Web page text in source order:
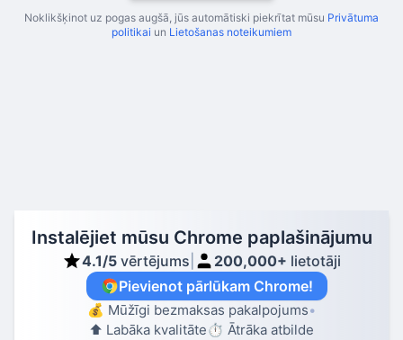
Noklikšķinot uz pogas augšā, jūs automātiski piekrītat mūsu Privātuma
politikai un Lietošanas noteikumiem
Instalējiet mūsu Chrome paplašinājumu
4.1/5 vērtējums 200,000+ lietotāji
Pievienot pārlūkam Chrome!
💰 Mūžīgi bezmaksas pakalpojums•
⬆️ Labāka kvalitāte⏱️ Ātrāka atbilde